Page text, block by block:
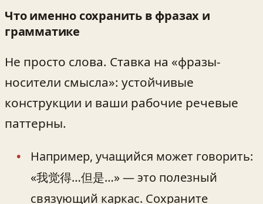
Что именно сохранить в фразах и
грамматике
Не просто слова. Ставка на «фразы-
носители смысла»: устойчивые
конструкции и ваши рабочие речевые
паттерны.
Например, учащийся может говорить:
«我觉得…但是…» — это полезный
связующий каркас. Сохраните